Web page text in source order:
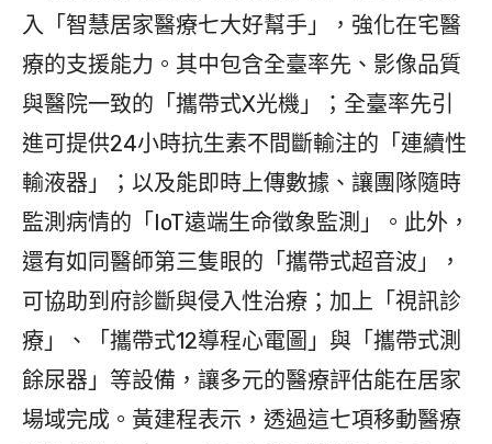
入「智慧居家醫療七大好幫手」，強化在宅醫
療的支援能力。其中包含全臺率先、影像品質
與醫院一致的「攜帶式X光機」；全臺率先引
進可提供24小時抗生素不間斷輸注的「連續性
輸液器」；以及能即時上傳數據、讓團隊隨時
監測病情的「IoT遠端生命徵象監測」。此外，
還有如同醫師第三隻眼的「攜帶式超音波」，
可協助到府診斷與侵入性治療；加上「視訊診
療」、「攜帶式12導程心電圖」與「攜帶式測
餘尿器」等設備，讓多元的醫療評估能在居家
場域完成。黃建程表示，透過這七項移動醫療